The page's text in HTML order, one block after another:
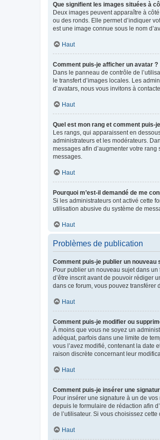
Que signifient les images situées à
Deux images peuvent apparaître à
ou des ronds. Elle permet d’indiquer
est une image connue sous le nom
Haut
Comment puis-je afficher un avatar ?
Dans le panneau de contrôle de
le transfert d’images locales. Les
d’avatars, nous vous invitons à
Haut
Quel est mon rang et comment puis-
Les rangs, qui apparaissent en
administrateurs et les modérateurs.
messages afin d’augmenter votre
messages.
Haut
Pourquoi m’est-il demandé de me
Si les administrateurs ont activé cette
utilisation abusive du système de
Haut
Problèmes de publication
Comment puis-je publier un nouveau
Pour publier un nouveau sujet dans
d’être inscrit avant de pouvoir rédiger
dans ce forum, vous pouvez transférer
Haut
Comment puis-je modifier ou
À moins que vous ne soyez un
adéquat, parfois dans une limite de
vous l’avez modifié, contenant la date
raison discrète concernant leur
Haut
Comment puis-je insérer une
Pour insérer une signature à un de
depuis le formulaire de rédaction afin
de l’utilisateur. Si vous choisissez
Haut